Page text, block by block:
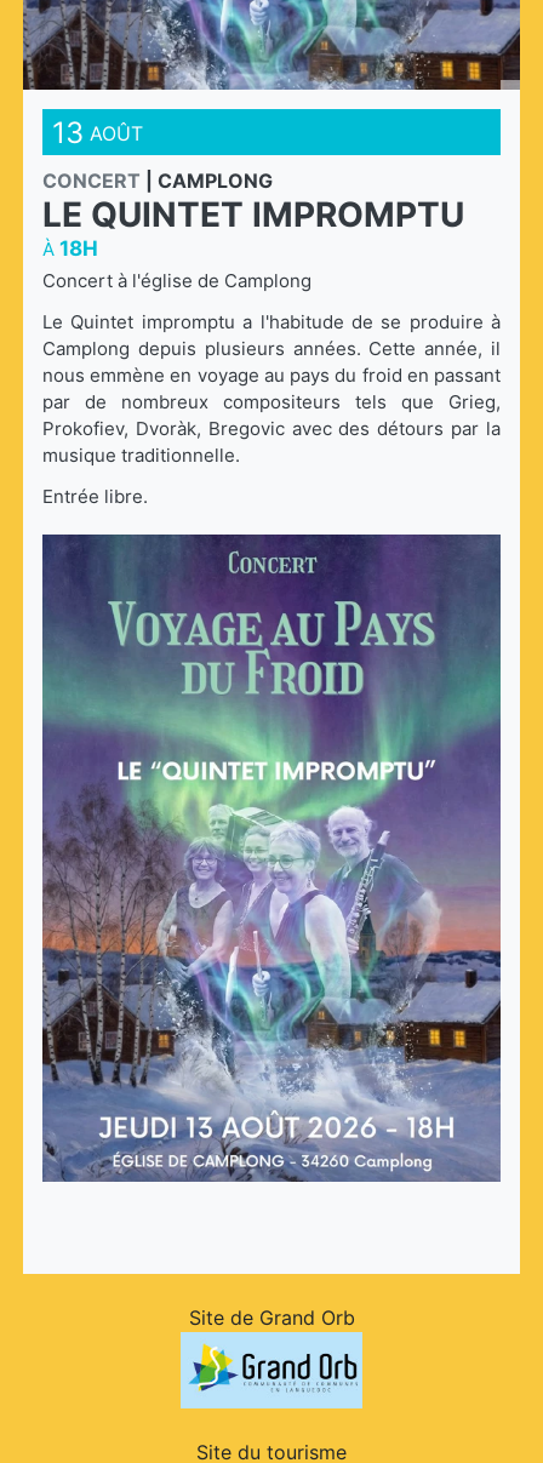
13 AOÛT
CONCERT
CAMPLONG
LE QUINTET IMPROMPTU
À 18H
Concert à l'église de Camplong
Le Quintet impromptu a l'habitude de se produire à
Camplong depuis plusieurs années. Cette année, il
nous emmène en voyage au pays du froid en passant
par de nombreux compositeurs tels que Grieg,
Prokofiev, Dvoràk, Bregovic avec des détours par la
musique traditionnelle.
Entrée libre.
Site de Grand Orb
Site du tourisme